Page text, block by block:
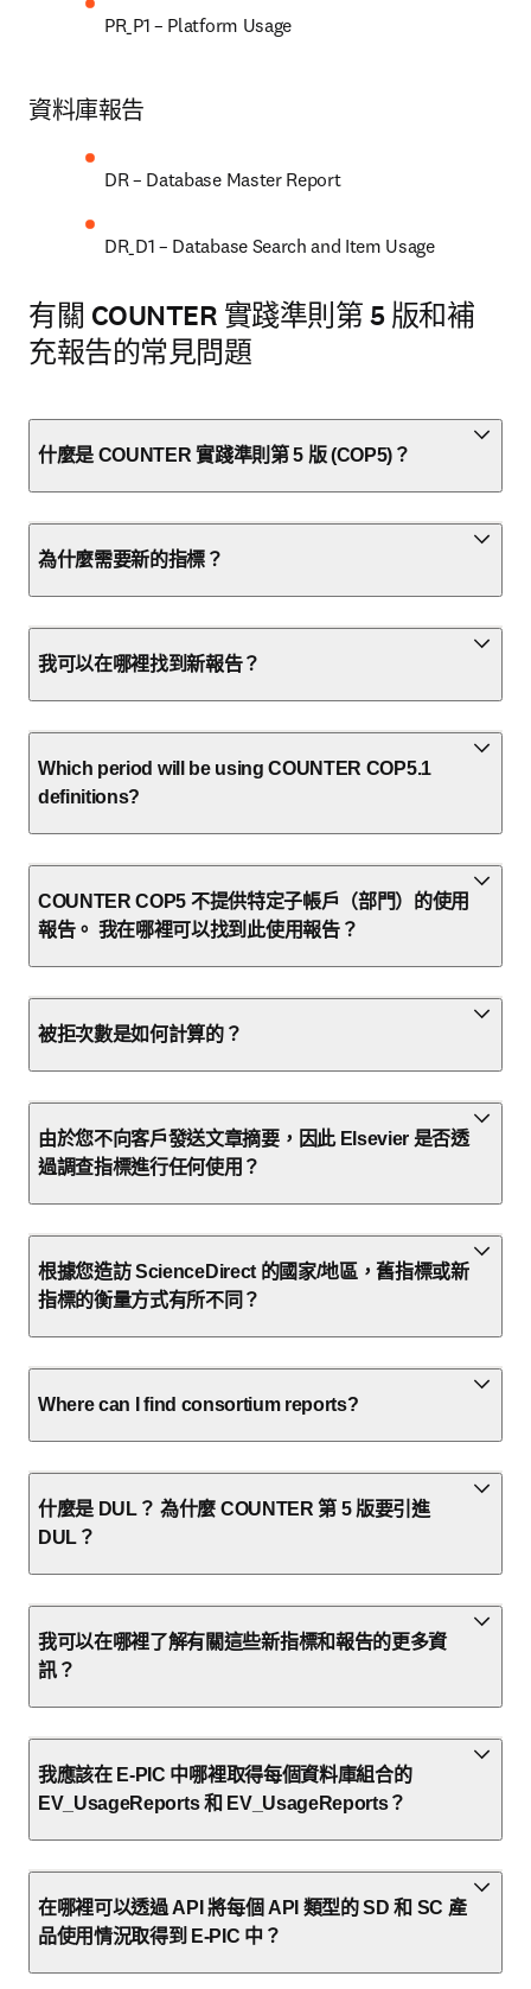
PR_P1 – Platform Usage
資料庫報告
DR – Database Master Report
DR_D1 – Database Search and Item Usage
有關 COUNTER 實踐準則第 5 版和補
充報告的常見問題
什麼是 COUNTER 實踐準則第 5 版 (COP5)？
為什麼需要新的指標？
我可以在哪裡找到新報告？
Which period will be using COUNTER COP5.1
definitions?
COUNTER COP5 不提供特定子帳戶（部門）的使用
報告。 我在哪裡可以找到此使用報告？
被拒次數是如何計算的？
由於您不向客戶發送文章摘要，因此 Elsevier 是否透
過調查指標進行任何使用？
根據您造訪 ScienceDirect 的國家/地區，舊指標或新
指標的衡量方式有所不同？
Where can I find consortium reports?
什麼是 DUL？ 為什麼 COUNTER 第 5 版要引進
DUL？
我可以在哪裡了解有關這些新指標和報告的更多資
訊？
我應該在 E-PIC 中哪裡取得每個資料庫組合的
EV_UsageReports 和 EV_UsageReports？
在哪裡可以透過 API 將每個 API 類型的 SD 和 SC 產
品使用情況取得到 E-PIC 中？